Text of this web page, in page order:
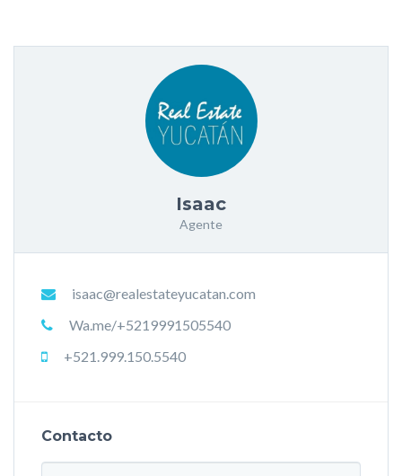
Isaac
Agente
isaac@realestateyucatan.com
Wa.me/+5219991505540
+521.999.150.5540
Contacto